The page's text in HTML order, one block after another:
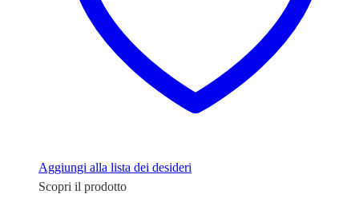
Aggiungi alla lista dei desideri
Scopri il prodotto